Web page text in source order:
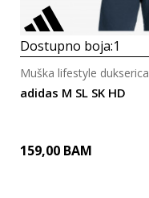
Dostupno boja:1
adidas M SL SK HD
Muška lifestyle dukserica
159,00 BAM